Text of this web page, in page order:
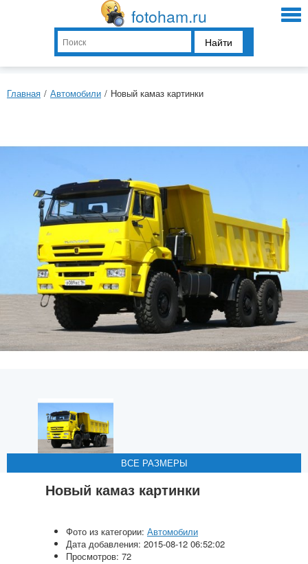
fotoham.ru
Найти
Главная / Автомобили / Новый камаз картинки
ВСЕ РАЗМЕРЫ
ВСЕ РАЗМЕРЫ
ВСЕ РАЗМЕРЫ
ВСЕ РАЗМЕРЫ
Новый камаз картинки
Фото из категории: Автомобили
Дата добавления: 2015-08-12 06:52:02
Просмотров: 72